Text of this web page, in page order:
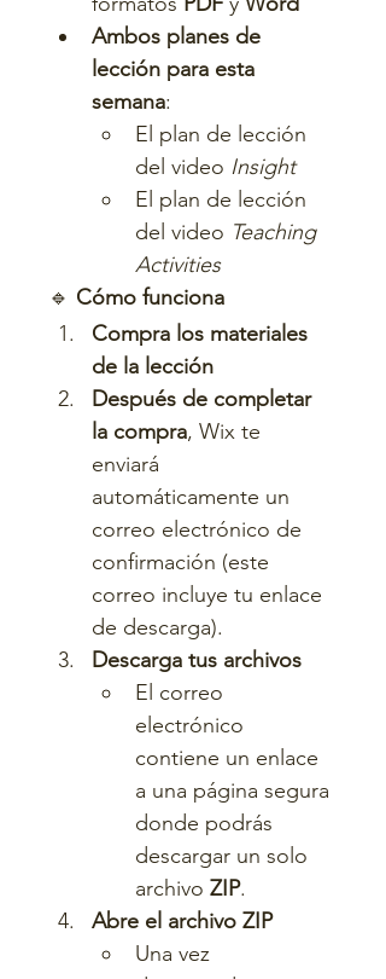
Ambos planes de
lección para esta
semana:
El plan de lección
del video Insight
El plan de lección
del video Teaching
Activities
🔹 Cómo funciona
Compra los materiales
de la lección
Después de completar
la compra, Wix te
enviará
automáticamente un
correo electrónico de
confirmación (este
correo incluye tu enlace
de descarga).
Descarga tus archivos
El correo
electrónico
contiene un enlace
a una página segura
donde podrás
descargar un solo
archivo ZIP.
Abre el archivo ZIP
Una vez